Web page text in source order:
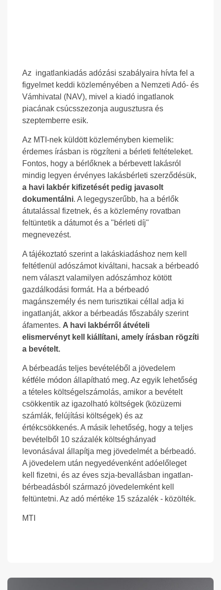
Az ingatlankiadás adózási szabályaira hívta fel a
figyelmet keddi közleményében a Nemzeti Adó- és
Vámhivatal (NAV), mivel a kiadó ingatlanok
piacának csúcsszezonja augusztusra és
szeptemberre esik.
Az MTI-nek küldött közleményben kiemelik:
érdemes írásban is rögzíteni a bérleti feltételeket.
Fontos, hogy a bérlőknek a bérbevett lakásról
mindig legyen érvényes lakásbérleti szerződésük,
a havi lakbér kifizetését pedig javasolt
dokumentálni. A legegyszerűbb, ha a bérlők
átutalással fizetnek, és a közlemény rovatban
feltüntetik a dátumot és a "bérleti díj"
megnevezést.
A tájékoztató szerint a lakáskiadáshoz nem kell
feltétlenül adószámot kiváltani, hacsak a bérbeadó
nem választ valamilyen adószámhoz kötött
gazdálkodási formát. Ha a bérbeadó
magánszemély és nem turisztikai céllal adja ki
ingatlanját, akkor a bérbeadás főszabály szerint
áfamentes. A havi lakbérről átvételi
elismervényt kell kiállítani, amely írásban rögzíti
a bevételt.
A bérbeadás teljes bevételéből a jövedelem
kétféle módon állapítható meg. Az egyik lehetőség
a tételes költségelszámolás, amikor a bevételt
csökkentik az igazolható költségek (közüzemi
számlák, felújítási költségek) és az
értékcsökkenés. A másik lehetőség, hogy a teljes
bevételből 10 százalék költséghányad
levonásával állapítja meg jövedelmét a bérbeadó.
A jövedelem után negyedévenként adóelőleget
kell fizetni, és az éves szja-bevallásban ingatlan-
bérbeadásból származó jövedelemként kell
feltüntetni. Az adó mértéke 15 százalék - közölték.
MTI